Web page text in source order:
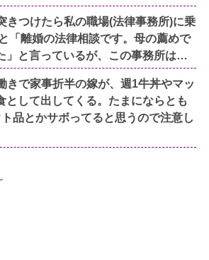
きつけたら私の職場(法律事務所)に乗
「離婚の法律相談です。母の薦めで
」と言っているが、この事務所は…
きで家事折半の嫁が、週1牛丼やマッ
として出してくる。たまにならとも
品とかサボってると思うので注意し